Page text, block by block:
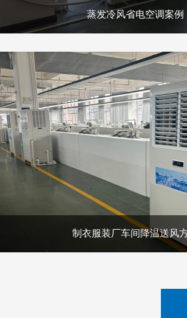
蒸发冷风省电空调案例
制衣服装厂车间降温送风